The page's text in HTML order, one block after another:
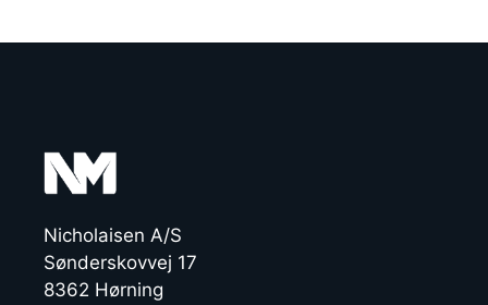
Nicholaisen A/S
Sønderskovvej 17
8362 Hørning